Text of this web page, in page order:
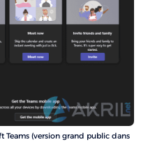
Teams (version grand public dans